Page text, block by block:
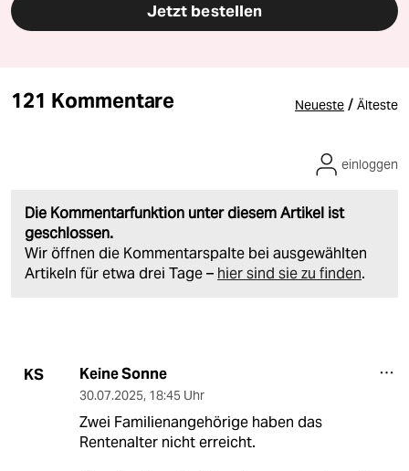
Jetzt bestellen
121 Kommentare Neueste / Älteste
Die Kommentarfunktion unter diesem Artikel ist
geschlossen.
Wir öffnen die Kommentarspalte bei ausgewählten
Artikeln für etwa drei Tage – hier sind sie zu finden.
einloggen
KS Keine Sonne
30.07.2025, 18:45 Uhr
Zwei Familienangehörige haben das
Rentenalter nicht erreicht.